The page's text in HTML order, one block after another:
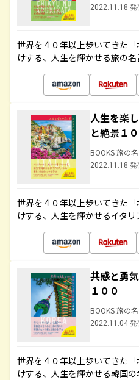
2022.11.18 発
世界を４０年以上歩いてきた
けする、人生を輝かせる旅の
人生を楽
と絶景１
BOOKS 旅の
2022.11.18 発
世界を４０年以上歩いてきた
けする、人生を輝かせるイタ
共感と勇
１００
BOOKS 旅の
2022.11.04 発
世界を４０年以上歩いてきた
けする、人生を輝かせる韓国